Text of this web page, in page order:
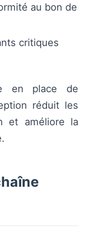
au bon de
critiques
en place de
réduit les
et améliore la